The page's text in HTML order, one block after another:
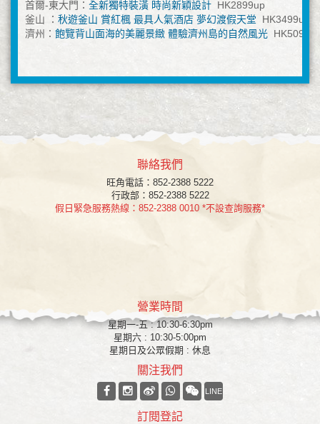
首爾-東大門： 全新獨特裝潢 時尚新穎設計 HK2899up
釜山 ： 秋遊釜山 賞紅楓 最具人氣酒店 夢幻渡假天堂 HK3499up
濟州： 飽覽背山面海的美麗景緻 體驗濟州島的自然風光
聯絡我們
旺角電話：852-2388 5222
行政部：852-2388 5222
假日緊急服務熱線：852-2388 0010 *不設查詢服務*
營業時間
星期一-五 : 10:30-6:30pm
星期六 : 10:30-5:00pm
星期日及公眾假期 : 休息
關注我們
LINE
訂閱登記